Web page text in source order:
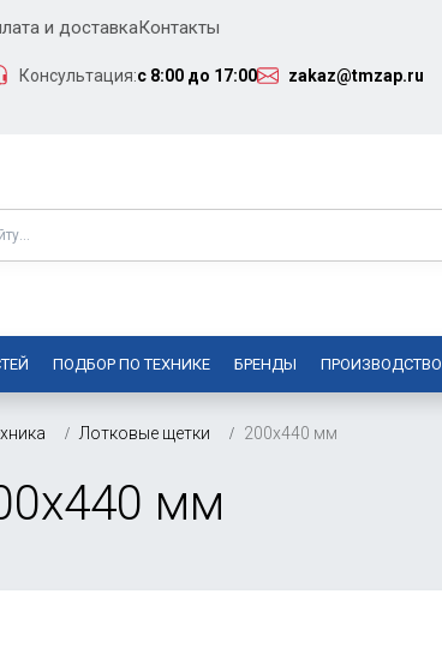
и доставкаКонтакты
Консультация:с 8:00 до 17:00 zakaz@tmzap.ru
ПОДБОР ПО ТЕХНИКЕ БРЕНДЫ ПРОИЗВОДСТВО
Лотковые щетки 200х440 мм
мм